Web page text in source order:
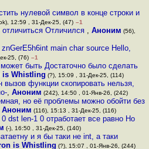
нулевой символ в конце строки и
12:59 , 31-Дек-25, (47) –1
Отличился , Аноним (56),
main char source Hello,
25, (76) –1
может быть Достаточно было сделать
is Whistling (?), 15:09 , 31-Дек-25, (114)
вызов функции скопировать нельзя,
,Аноним (242), 14:50 , 01-Янв-26, (242)
но её проблемы можно обойти без
Аноним (116), 15:13 , 31-Дек-25, (116)
dst len-1 0 отработает все равно Но
(-), 16:50 , 31-Дек-25, (140)
и я бы таки не int, а таки
is Whistling (?), 15:07 , 01-Янв-26, (244)